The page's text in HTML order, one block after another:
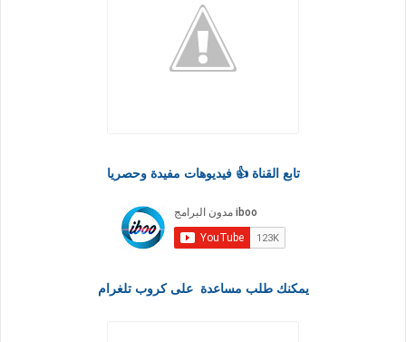
تابع القناة 👍 فيديوهات مفيدة وحصريا
يمكنك طلب مساعدة على كروب تلغرام